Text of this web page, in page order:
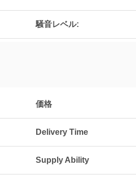
騒音レベル:
価格
Delivery Time
Supply Ability